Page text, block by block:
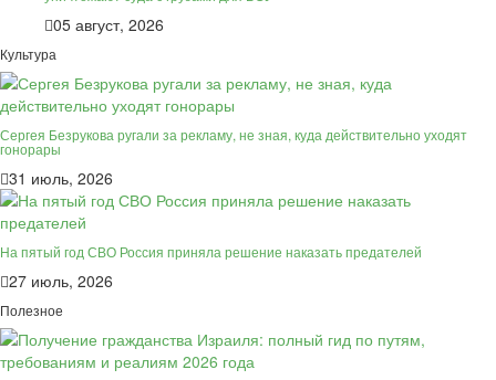
05 август, 2026
Культура
Сергея Безрукова ругали за рекламу, не зная, куда действительно уходят
гонорары
31 июль, 2026
На пятый год СВО Россия приняла решение наказать предателей
27 июль, 2026
Полезное